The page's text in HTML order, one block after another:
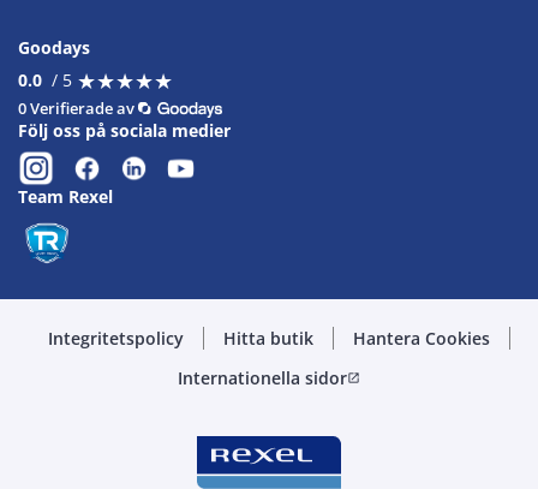
Goodays
0.0 / 5 ★★★★★
★★★★★
0 Verifierade av
Följ oss på sociala medier
Team Rexel
Integritetspolicy Hitta butik
Hantera Cookies
Internationella sidoropen_in_new